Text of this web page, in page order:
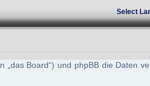
Select
Board“) und phpBB die Daten